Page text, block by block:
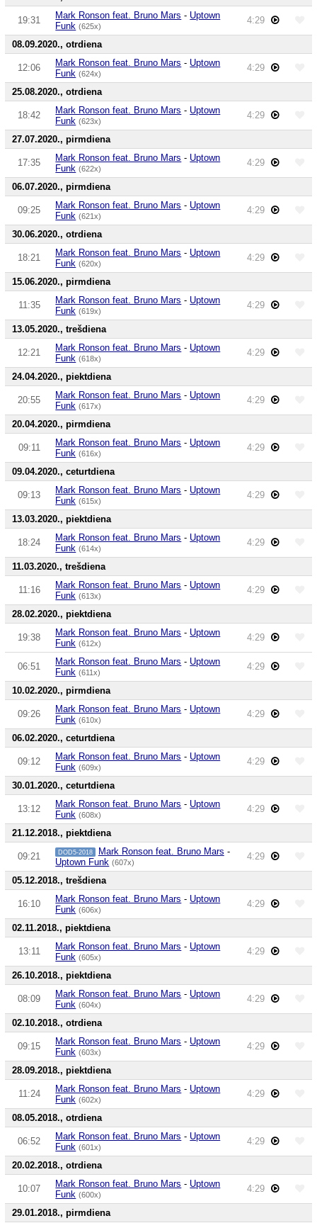
19:31 Mark Ronson feat. Bruno Mars - Uptown
Funk (625x)
4:29
08.09.2020., otrdiena
12:06 Mark Ronson feat. Bruno Mars - Uptown
Funk (624x)
4:29
25.08.2020., otrdiena
18:42 Mark Ronson feat. Bruno Mars - Uptown
Funk (623x)
4:29
27.07.2020., pirmdiena
17:35 Mark Ronson feat. Bruno Mars - Uptown
Funk (622x)
4:29
06.07.2020., pirmdiena
09:25 Mark Ronson feat. Bruno Mars - Uptown
Funk (621x)
4:29
30.06.2020., otrdiena
18:21 Mark Ronson feat. Bruno Mars - Uptown
Funk (620x)
4:29
15.06.2020., pirmdiena
11:35 Mark Ronson feat. Bruno Mars - Uptown
Funk (619x)
4:29
13.05.2020., trešdiena
12:21 Mark Ronson feat. Bruno Mars - Uptown
Funk (618x)
4:29
24.04.2020., piektdiena
20:55 Mark Ronson feat. Bruno Mars - Uptown
Funk (617x)
4:29
20.04.2020., pirmdiena
09:11 Mark Ronson feat. Bruno Mars - Uptown
Funk (616x)
4:29
09.04.2020., ceturtdiena
09:13 Mark Ronson feat. Bruno Mars - Uptown
Funk (615x)
4:29
13.03.2020., piektdiena
18:24 Mark Ronson feat. Bruno Mars - Uptown
Funk (614x)
4:29
11.03.2020., trešdiena
11:16 Mark Ronson feat. Bruno Mars - Uptown
Funk (613x)
4:29
28.02.2020., piektdiena
19:38 Mark Ronson feat. Bruno Mars - Uptown
Funk (612x)
4:29
06:51 Mark Ronson feat. Bruno Mars - Uptown
Funk (611x)
4:29
10.02.2020., pirmdiena
09:26 Mark Ronson feat. Bruno Mars - Uptown
Funk (610x)
4:29
06.02.2020., ceturtdiena
09:12 Mark Ronson feat. Bruno Mars - Uptown
Funk (609x)
4:29
30.01.2020., ceturtdiena
13:12 Mark Ronson feat. Bruno Mars - Uptown
Funk (608x)
4:29
21.12.2018., piektdiena
09:21 DOD5-2018 Mark Ronson feat. Bruno Mars -
Uptown Funk (607x)
4:29
05.12.2018., trešdiena
16:10 Mark Ronson feat. Bruno Mars - Uptown
Funk (606x)
4:29
02.11.2018., piektdiena
13:11 Mark Ronson feat. Bruno Mars - Uptown
Funk (605x)
4:29
26.10.2018., piektdiena
08:09 Mark Ronson feat. Bruno Mars - Uptown
Funk (604x)
4:29
02.10.2018., otrdiena
09:15 Mark Ronson feat. Bruno Mars - Uptown
Funk (603x)
4:29
28.09.2018., piektdiena
11:24 Mark Ronson feat. Bruno Mars - Uptown
Funk (602x)
4:29
08.05.2018., otrdiena
06:52 Mark Ronson feat. Bruno Mars - Uptown
Funk (601x)
4:29
20.02.2018., otrdiena
10:07 Mark Ronson feat. Bruno Mars - Uptown
Funk (600x)
4:29
29.01.2018., pirmdiena